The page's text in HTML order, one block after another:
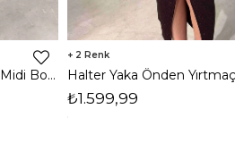
Halter Yaka Önden Yırtmaçlı Midi Boy Lacivert Hasre Kadın Elbise 26Y502
2
₺1.599,99